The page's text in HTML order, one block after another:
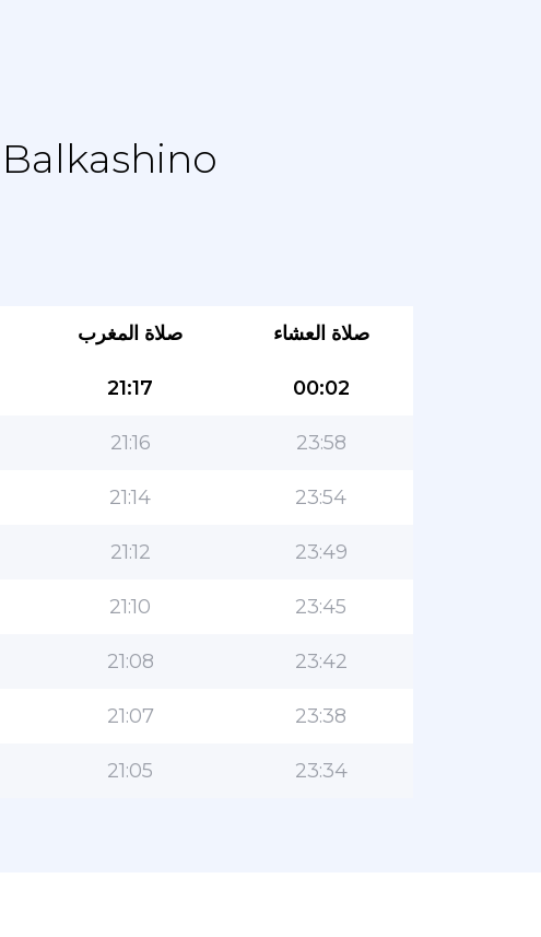
نماز الجدول الزمني - جدول التقويم ل Balkashino
صلاة المغرب صلاة العشاء
21:17 00:02
21:16 23:58
21:14 23:54
21:12 23:49
21:10 23:45
21:08 23:42
21:07 23:38
21:05 23:34